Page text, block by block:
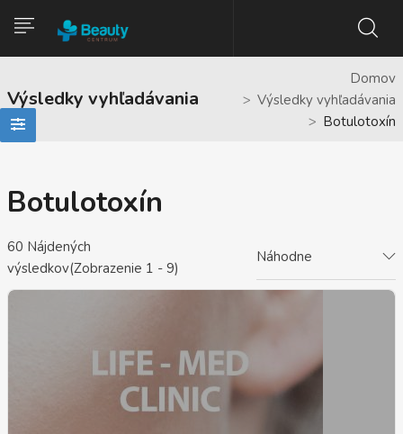
Výsledky vyhľadávania
Domov
Výsledky vyhľadávania
Botulotoxín
Botulotoxín
60 Nájdených
výsledkov(Zobrazenie 1 - 9)
Náhodne